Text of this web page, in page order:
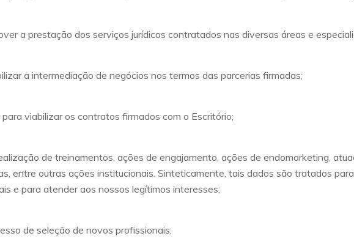
a prestação dos serviços jurídicos contratados nas diversas áreas e
a intermediação de negócios nos termos das parcerias firmadas;
viabilizar os contratos firmados com o Escritório;
de treinamentos, ações de engajamento, ações de endomarketing,
entre outras ações institucionais. Sinteticamente, tais dados são tratados
e para atender aos nossos legítimos interesses;
de seleção de novos profissionais;